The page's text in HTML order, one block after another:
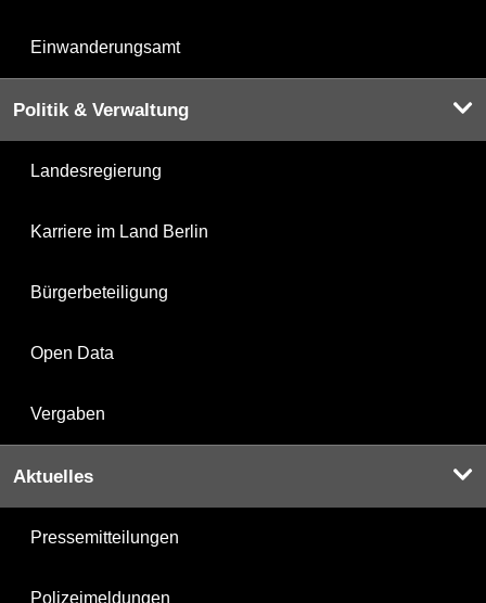
Einwanderungsamt
Politik & Verwaltung
Landesregierung
Karriere im Land Berlin
Bürgerbeteiligung
Open Data
Vergaben
Aktuelles
Pressemitteilungen
Polizeimeldungen